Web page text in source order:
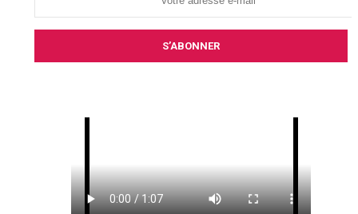
S’ABONNER